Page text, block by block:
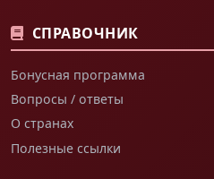
СПРАВОЧНИК
Бонусная программа
Вопросы / ответы
О странах
Полезные ссылки